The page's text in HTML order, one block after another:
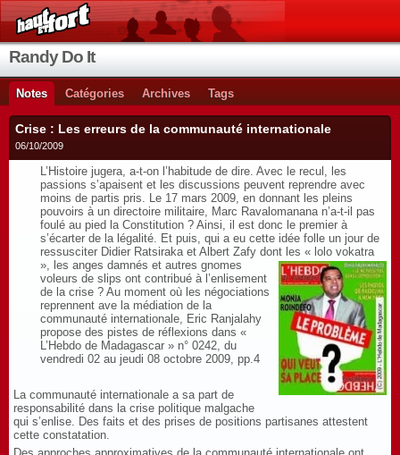
Randy Do It
Notes Catégories Archives Tags
Crise : Les erreurs de la communauté internationale
06/10/2009
L’Histoire jugera, a-t-on l’habitude de dire. Avec le recul, les
passions s’apaisent et les discussions peuvent reprendre avec
moins de partis pris. Le 17 mars 2009, en donnant les pleins
pouvoirs à un directoire militaire, Marc Ravalomanana n’a-t-il pas
foulé au pied la Constitution ? Ainsi, il est donc le premier à
s’écarter de la légalité. Et puis, qui a eu cette idée folle un jour de
ressusciter Didier Ratsiraka et Albert Zafy dont les « lolo vokatra
», les anges damnés et autres gnomes
voleurs de slips ont contribué à l’enlisement
de la crise ? Au moment où les négociations
reprennent ave la médiation de la
communauté internationale, Eric Ranjalahy
propose des pistes de réflexions dans «
L’Hebdo de Madagascar » n° 0242, du
vendredi 02 au jeudi 08 octobre 2009, pp.4
La communauté internationale a sa part de
responsabilité dans la crise politique malgache
qui s’enlise. Des faits et des prises de positions partisanes attestent
cette constatation.